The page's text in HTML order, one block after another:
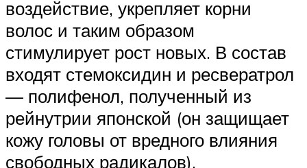
воздействие, укрепляет корни
волос и таким образом
стимулирует рост новых. В состав
входят стемоксидин и ресвератрол
— полифенол, полученный из
рейнутрии японской (он защищает
кожу головы от вредного влияния
свободных радикалов).